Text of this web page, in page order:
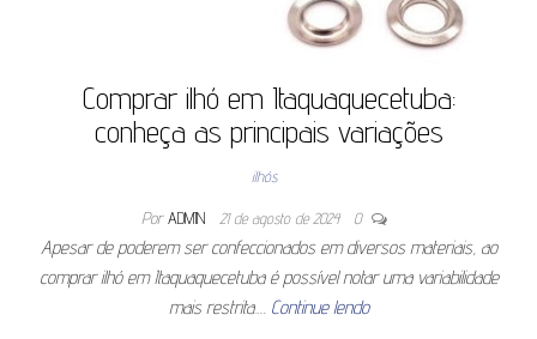
Comprar ilhó em Itaquaquecetuba:
conheça as principais variações
ilhós
Por ADMIN 21 de agosto de 2024 0
Apesar de poderem ser confeccionados em diversos materiais, ao
comprar ilhó em Itaquaquecetuba é possível notar uma variabilidade
mais restrita.… Continue lendo